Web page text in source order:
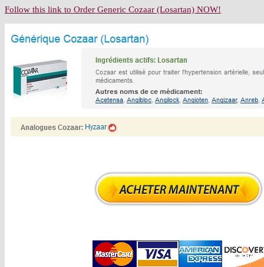
Follow this link to Order Generic Cozaar (Losartan) NOW!